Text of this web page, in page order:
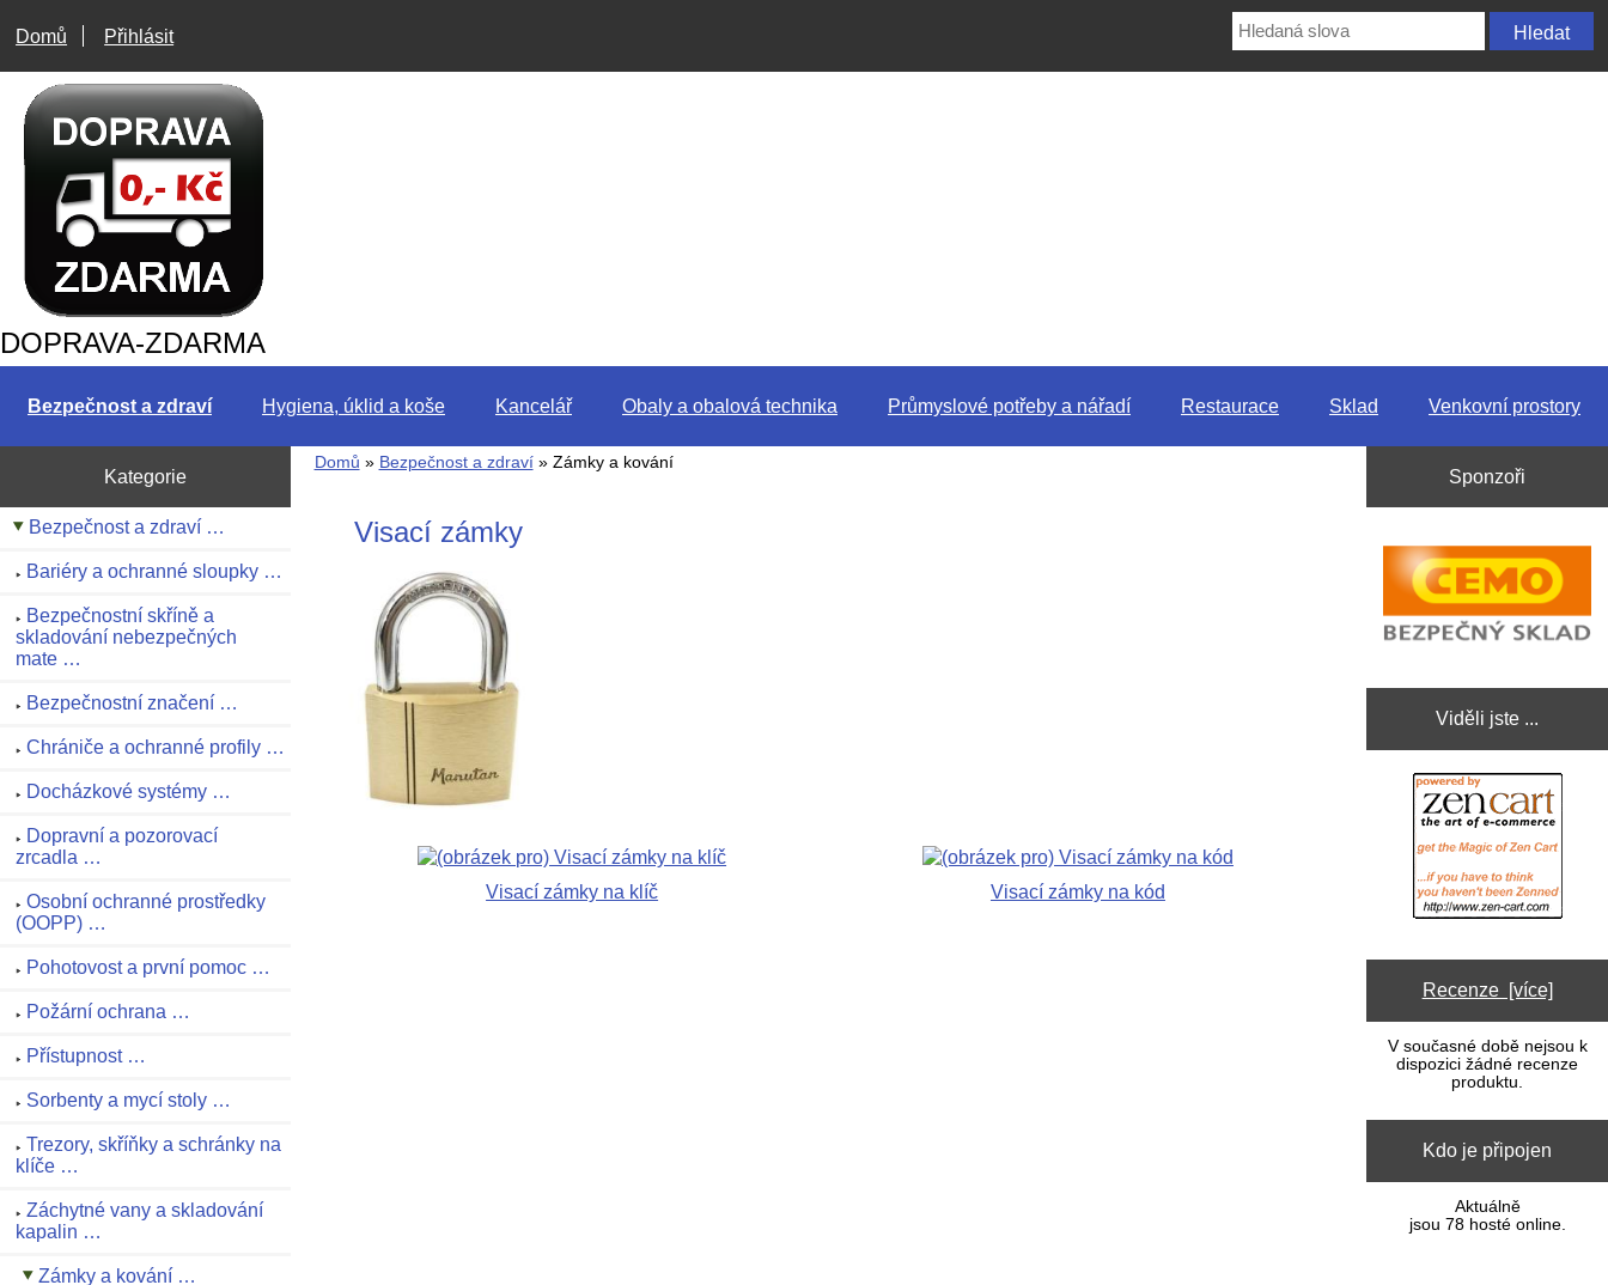
Domů Přihlásit
DOPRAVA-ZDARMA
Bezpečnost a zdraví Hygiena, úklid a koše Kancelář Obaly a obalová technika Průmyslové potřeby a nářadí Restaurace Sklad Venkovní prostory
Kategorie
Bezpečnost a zdraví …
Bariéry a ochranné sloupky …
Bezpečnostní skříně a
skladování nebezpečných
mate …
Bezpečnostní značení …
Chrániče a ochranné profily …
Docházkové systémy …
Dopravní a pozorovací
zrcadla …
Osobní ochranné prostředky
(OOPP) …
Pohotovost a první pomoc …
Požární ochrana …
Přístupnost …
Sorbenty a mycí stoly …
Trezory, skříňky a schránky na
klíče …
Záchytné vany a skladování
kapalin …
Zámky a kování …
Domů » Bezpečnost a zdraví» Zámky a kování
Visací zámky
Visací zámky na klíč Visací zámky na kód
Sponzoři
Viděli jste ...
Recenze [více]
V současné době nejsou k
dispozici žádné recenze
produktu.
Kdo je připojen
Aktuálně
jsou 78 hosté online.